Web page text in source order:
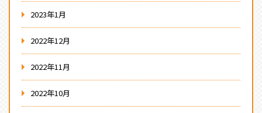
2023年1月
2022年12月
2022年11月
2022年10月